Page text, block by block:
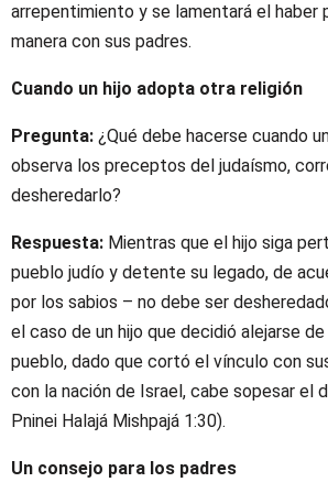
arrepentimiento y se lamentará el haber
manera con sus padres.
Cuando un hijo adopta otra religión
Pregunta: ¿Qué debe hacerse cuando
observa los preceptos del judaísmo,
desheredarlo?
Respuesta: Mientras que el hijo siga
pueblo judío y detente su legado, de
por los sabios – no debe ser
el caso de un hijo que decidió alejarse
pueblo, dado que cortó el vínculo con
con la nación de Israel, cabe sopesar el
Pninei Halajá Mishpajá 1:30).
Un consejo para los padres